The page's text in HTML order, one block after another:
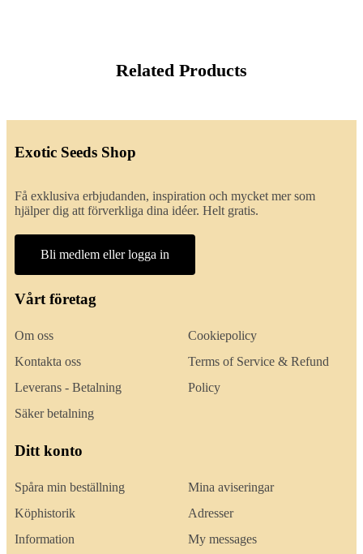
Related Products
Exotic Seeds Shop
Få exklusiva erbjudanden, inspiration och mycket mer som
hjälper dig att förverkliga dina idéer. Helt gratis.
Bli medlem eller logga in
Vårt företag
Om oss
Kontakta oss
Leverans - Betalning
Säker betalning
Cookiepolicy
Terms of Service & Refund
Policy
Ditt konto
Spåra min beställning
Köphistorik
Information
Mina aviseringar
Adresser
My messages